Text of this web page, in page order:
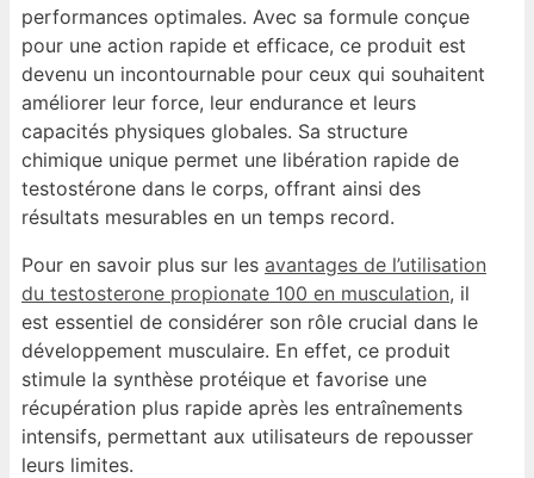
performances optimales. Avec sa formule conçue
pour une action rapide et efficace, ce produit est
devenu un incontournable pour ceux qui souhaitent
améliorer leur force, leur endurance et leurs
capacités physiques globales. Sa structure
chimique unique permet une libération rapide de
testostérone dans le corps, offrant ainsi des
résultats mesurables en un temps record.
Pour en savoir plus sur les avantages de l’utilisation
du testosterone propionate 100 en musculation, il
est essentiel de considérer son rôle crucial dans le
développement musculaire. En effet, ce produit
stimule la synthèse protéique et favorise une
récupération plus rapide après les entraînements
intensifs, permettant aux utilisateurs de repousser
leurs limites.